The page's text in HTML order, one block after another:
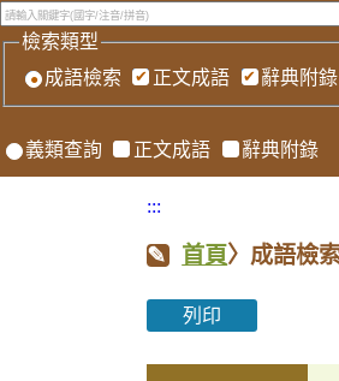
檢索類型
成語檢索
正文成語 辭典附錄
義類查詢 正文成語 辭典附錄
:::
首頁〉成語檢
列印